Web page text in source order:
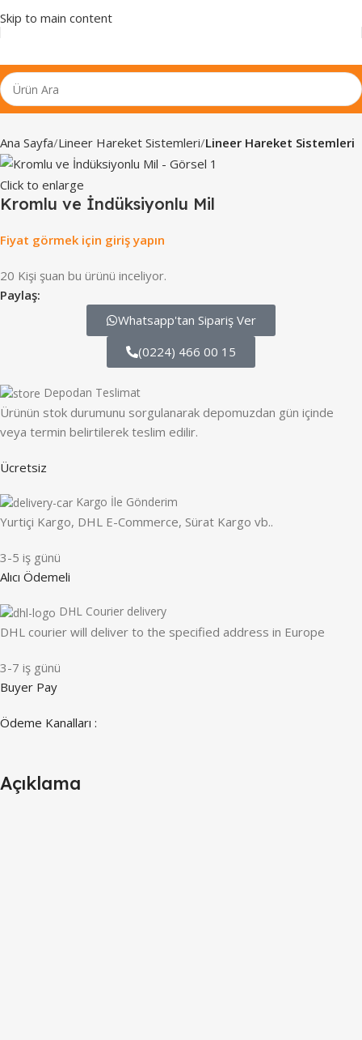
Skip to main content
Ana Sayfa Lineer Hareket Sistemleri Lineer Hareket Sistemleri
Click to enlarge
Kromlu ve İndüksiyonlu Mil
Fiyat görmek için giriş yapın
20 Kişi şuan bu ürünü inceliyor.
Paylaş:
Whatsapp'tan Sipariş Ver
(0224) 466 00 15
Depodan Teslimat
Ürünün stok durumunu sorgulanarak depomuzdan gün içinde
veya termin belirtilerek teslim edilir.
Ücretsiz
Kargo İle Gönderim
Yurtiçi Kargo, DHL E-Commerce, Sürat Kargo vb..
3-5 iş günü
Alıcı Ödemeli
DHL Courier delivery
DHL courier will deliver to the specified address in Europe
3-7 iş günü
Buyer Pay
Ödeme Kanalları :
Açıklama